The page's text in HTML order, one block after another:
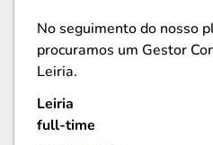
No seguimento do nosso
procuramos um Gestor
Leiria.
Leiria
full-time